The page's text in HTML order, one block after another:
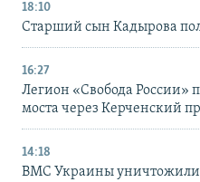
18:10
Старший сын Кадырова
16:27
Легион «Свобода России»
моста через Керченский
14:18
ВМС Украины уничтожили